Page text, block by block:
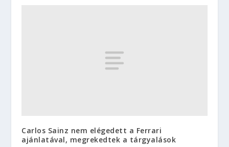
Carlos Sainz nem elégedett a Ferrari
ajánlatával, megrekedtek a tárgyalások